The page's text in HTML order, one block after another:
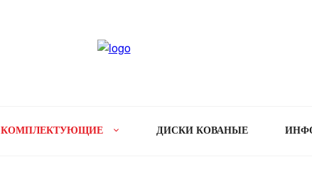
КОМПЛЕКТУЮЩИЕ ДИСКИ КОВАНЫЕ